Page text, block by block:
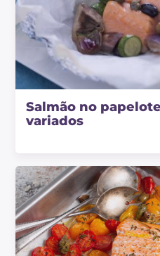
Sim: bastam 2 porções
de cerca de 150-200 g
necessidade média
graxos essenciais.
Salmão no
variados